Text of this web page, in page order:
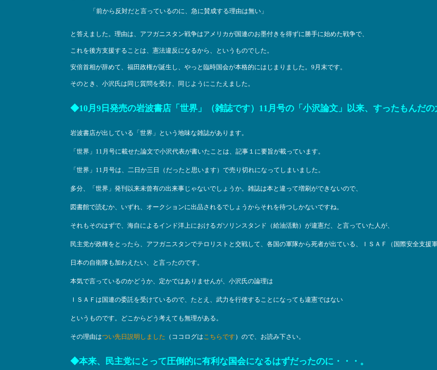
「前から反対だと言っているのに、急に賛成する理由は無い」
と答えました。理由は、アフガニスタン戦争はアメリカが国連のお墨付きを得ずに勝手に始めた戦争で、
これを後方支援することは、憲法違反になるから、というものでした。
安倍首相が辞めて、福田政権が誕生し、やっと臨時国会が本格的にはじまりました。9月末です。
そのとき、小沢氏は同じ質問を受け、同じようにこたえました。
◆10月9日発売の岩波書店「世界」（雑誌です）11月号の「小沢論文」以来、すったもんだの
岩波書店が出している「世界」という地味な雑誌があります。
「世界」11月号に載せた論文で小沢代表が書いたことは、記事１に要旨が載っています。
「世界」11月号は、二日か三日（だったと思います）で売り切れになってしまいました。
多分、「世界」発刊以来未曾有の出来事じゃないでしょうか。雑誌は本と違って増刷ができないので、
図書館で読むか、いずれ、オークションに出品されるでしょうからそれを待つしかないですね。
それもそのはずで、海自によるインド洋上におけるガソリンスタンド（給油活動）が違憲だ、と言っていた人が、
民主党が政権をとったら、アフガニスタンでテロリストと交戦して、各国の軍隊から死者が出ている、ＩＳＡＦ（国際安全支援
日本の自衛隊も加わえたい、と言ったのです。
本気で言っているのかどうか、定かではありませんが、小沢氏の論理は
ＩＳＡＦは国連の委託を受けているので、たとえ、武力を行使することになっても違憲ではない
というものです。どこからどう考えても無理がある。
その理由はつい先日説明しました （ココログはこちらです ）ので、お読み下さい。
◆本来、民主党にとって圧倒的に有利な国会になるはずだったのに・・・。